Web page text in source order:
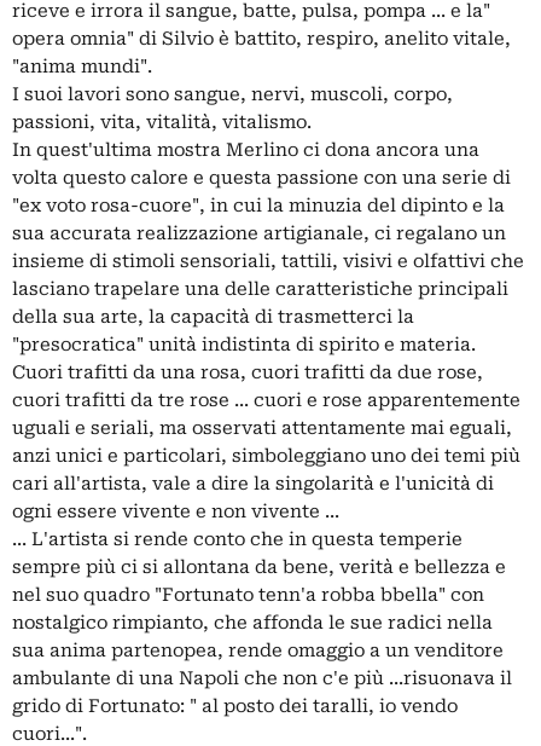
riceve e irrora il sangue, batte, pulsa, pompa ... e la"
opera omnia" di Silvio è battito, respiro, anelito vitale,
"anima mundi".
I suoi lavori sono sangue, nervi, muscoli, corpo,
passioni, vita, vitalità, vitalismo.
In quest'ultima mostra Merlino ci dona ancora una
volta questo calore e questa passione con una serie di
"ex voto rosa-cuore", in cui la minuzia del dipinto e la
sua accurata realizzazione artigianale, ci regalano un
insieme di stimoli sensoriali, tattili, visivi e olfattivi che
lasciano trapelare una delle caratteristiche principali
della sua arte, la capacità di trasmetterci la
"presocratica" unità indistinta di spirito e materia.
Cuori trafitti da una rosa, cuori trafitti da due rose,
cuori trafitti da tre rose ... cuori e rose apparentemente
uguali e seriali, ma osservati attentamente mai eguali,
anzi unici e particolari, simboleggiano uno dei temi più
cari all'artista, vale a dire la singolarità e l'unicità di
ogni essere vivente e non vivente ...
... L'artista si rende conto che in questa temperie
sempre più ci si allontana da bene, verità e bellezza e
nel suo quadro "Fortunato tenn'a robba bbella" con
nostalgico rimpianto, che affonda le sue radici nella
sua anima partenopea, rende omaggio a un venditore
ambulante di una Napoli che non c'e più ...risuonava il
grido di Fortunato: " al posto dei taralli, io vendo
cuori...".